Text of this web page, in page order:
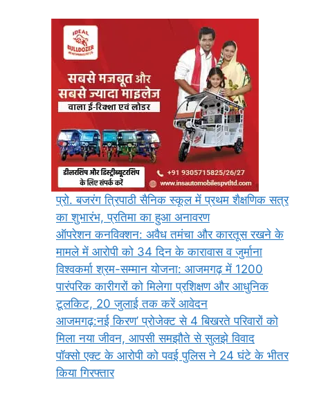
प्रो. बजरंग त्रिपाठी सैनिक स्कूल में प्रथम शैक्षणिक सत्र
का शुभारंभ, प्रतिमा का हुआ अनावरण
ऑपरेशन कनविक्शन: अवैध तमंचा और कारतूस रखने के
मामले में आरोपी को 34 दिन के कारावास व जुर्माना
विश्वकर्मा श्रम-सम्मान योजना: आजमगढ़ में 1200
पारंपरिक कारीगरों को मिलेगा प्रशिक्षण और आधुनिक
टूलकिट, 20 जुलाई तक करें आवेदन
आजमगढ़:नई किरण’ प्रोजेक्ट से 4 बिखरते परिवारों को
मिला नया जीवन, आपसी समझौते से सुलझे विवाद
पॉक्सो एक्ट के आरोपी को पवई पुलिस ने 24 घंटे के भीतर
किया गिरफ्तार